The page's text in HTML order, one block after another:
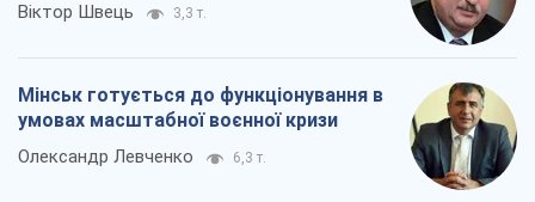
Віктор Швець 3,3 т.
Мінськ готується до функціонування в
умовах масштабної воєнної кризи
Олександр Левченко 6,3 т.